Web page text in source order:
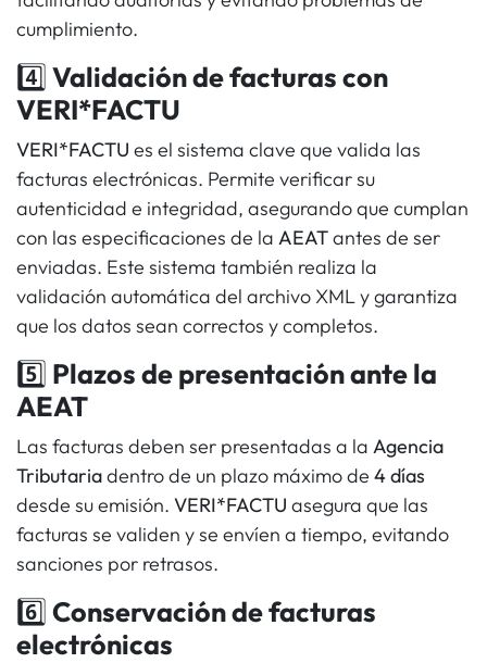
cumplimiento.
4️⃣Validación de facturas con
VERI*FACTU
VERI*FACTU es el sistema clave que valida las
facturas electrónicas. Permite verificar su
autenticidad e integridad, asegurando que cumplan
con las especificaciones de la AEATantes de ser
enviadas. Este sistema también realiza la
validación automática del archivo XML y garantiza
que los datos sean correctos y completos.
5️⃣ Plazos de presentación ante la
AEAT
Las facturas deben ser presentadas a la Agencia
Tributariadentro de un plazo máximo de 4 días
desde su emisión. VERI*FACTU asegura que las
facturas se validen y se envíen a tiempo, evitando
sanciones por retrasos.
6️⃣Conservación de facturas
electrónicas